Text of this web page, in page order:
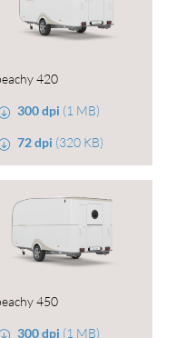
420
300 dpi (1 MB)
72 dpi (320 KB)
450
300 dpi (1 MB)